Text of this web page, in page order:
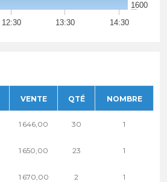
12:30 13:30 14:30
1600
VENTE QTÉ NOMBRE
1 646,00 30 1
1 650,00 23 1
1 670,00 2 1